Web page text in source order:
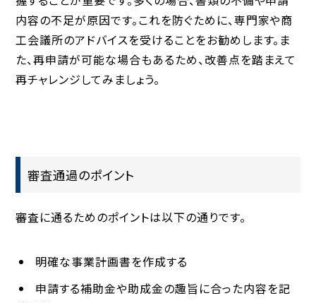
内容の不足が原因です。これを防ぐために、専門家や商
工会議所のアドバイスを受けることをお勧めします。ま
た、再申請が可能な場合もあるため、改善点を踏まえて
再チャレンジしてみましょう。
審査通過のポイント
審査に通るためのポイントは以下の通りです。
明確な事業計画書を作成する
申請する補助金や助成金の趣旨に合った内容を記